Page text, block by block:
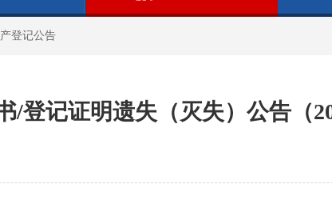
登记公告
/登记证明遗失（灭失）公告（